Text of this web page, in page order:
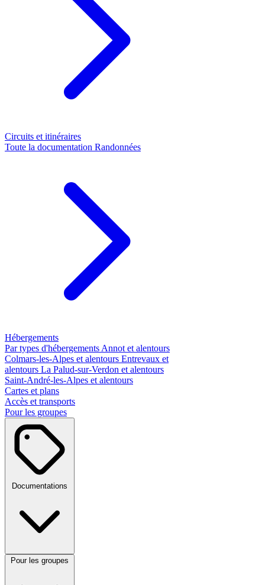
Circuits et itinéraires
Toute la documentation Randonnées
Hébergements
Par types d'hébergements Annot et alentours
Colmars-les-Alpes et alentours Entrevaux et
alentours La Palud-sur-Verdon et alentours
Saint-André-les-Alpes et alentours
Cartes et plans
Accès et transports
Pour les groupes
Documentations
Pour les groupes